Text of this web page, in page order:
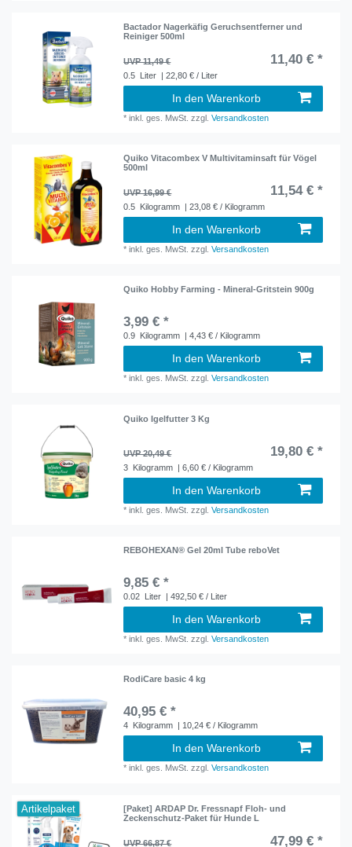
Bactador Nagerkäfig Geruchsentferner und
Reiniger 500ml
UVP 11,49 € 11,40 € *
0.5 Liter | 22,80 € / Liter
In den Warenkorb
*inkl. ges. MwSt. zzgl.Versandkosten
Quiko Vitacombex V Multivitaminsaft für Vögel
500ml
UVP 16,99 € 11,54 € *
0.5 Kilogramm | 23,08 € / Kilogramm
In den Warenkorb
*inkl. ges. MwSt. zzgl.Versandkosten
Quiko Hobby Farming - Mineral-Gritstein 900g
3,99 € *
0.9 Kilogramm | 4,43 € / Kilogramm
In den Warenkorb
*inkl. ges. MwSt. zzgl.Versandkosten
Quiko Igelfutter 3 Kg
UVP 20,49 € 19,80 € *
3 Kilogramm | 6,60 € / Kilogramm
In den Warenkorb
*inkl. ges. MwSt. zzgl.Versandkosten
REBOHEXAN® Gel 20ml Tube reboVet
9,85 € *
0.02 Liter | 492,50 € / Liter
In den Warenkorb
*inkl. ges. MwSt. zzgl.Versandkosten
RodiCare basic 4 kg
40,95 € *
4 Kilogramm | 10,24 € / Kilogramm
In den Warenkorb
*inkl. ges. MwSt. zzgl.Versandkosten
Artikelpaket
[Paket] ARDAP Dr. Fressnapf Floh- und
Zeckenschutz-Paket für Hunde L
UVP 66,87 € 47,99 € *